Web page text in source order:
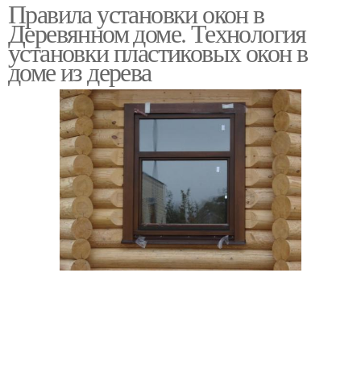
Окна в брусовом доме Чистовая обсада
Окна в окосячку Окна без окосячки
Правила установки окон в
Деревянном доме. Технология
установки пластиковых окон в
доме из дерева